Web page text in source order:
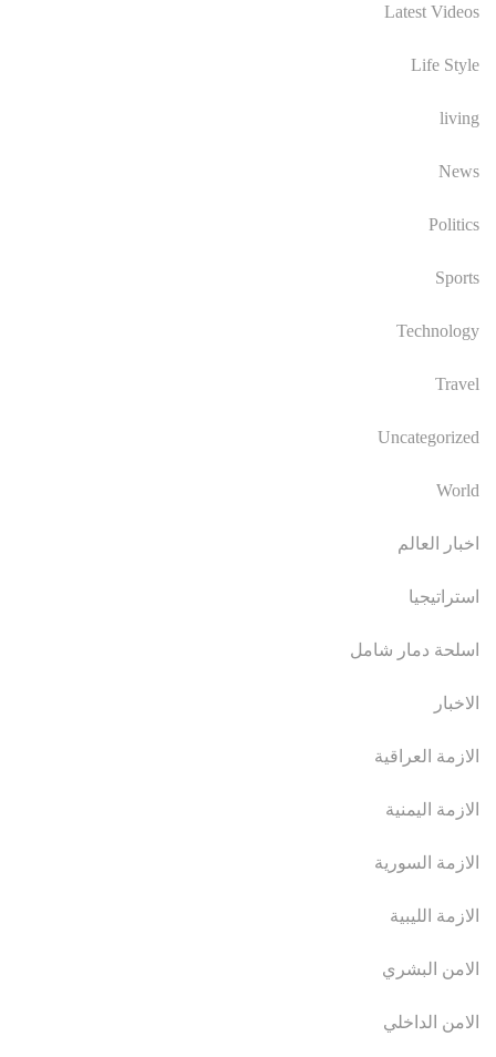
Latest Videos
Life Style
living
News
Politics
Sports
Technology
Travel
Uncategorized
World
اخبار العالم
استراتيجيا
اسلحة دمار شامل
الاخبار
الازمة العراقية
الازمة اليمنية
الازمة السورية
الازمة الليبية
الامن البشري
الامن الداخلي